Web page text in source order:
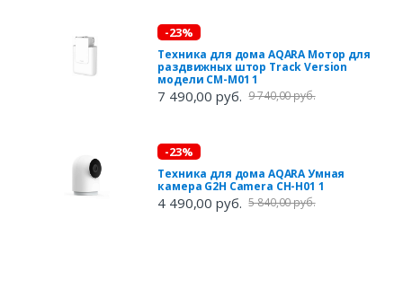
-23%
Техника для дома AQARA Мотор для
раздвижных штор Track Version
модели CM-M01 1
7 490,00 руб. 9 740,00 руб.
-23%
Техника для дома AQARA Умная
камера G2H Camera CH-H01 1
4 490,00 руб. 5 840,00 руб.